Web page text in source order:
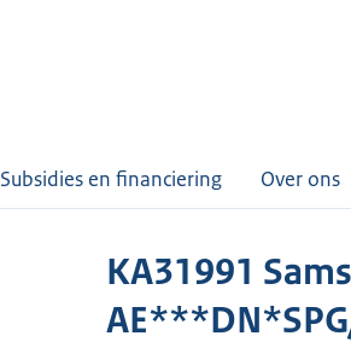
Subsidies en financiering Over ons
KA31991